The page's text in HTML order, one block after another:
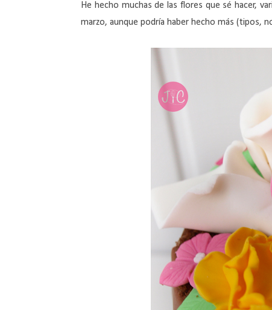
He hecho muchas de las flores que sé hacer,
marzo, aunque podría haber hecho más (tipos,